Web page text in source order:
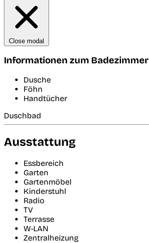
Close modal
Informationen zum Badezimmer
Dusche
Föhn
Handtücher
Duschbad
Ausstattung
Essbereich
Garten
Gartenmöbel
Kinderstuhl
Radio
TV
Terrasse
W-LAN
Zentralheizung